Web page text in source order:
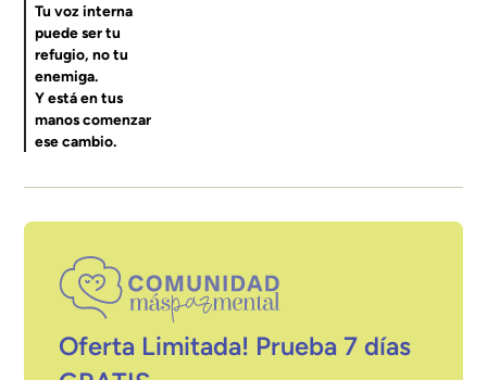
Tu voz interna
puede ser tu
refugio, no tu
enemiga.
Y está en tus
manos comenzar
ese cambio.
Oferta Limitada! Prueba 7 días